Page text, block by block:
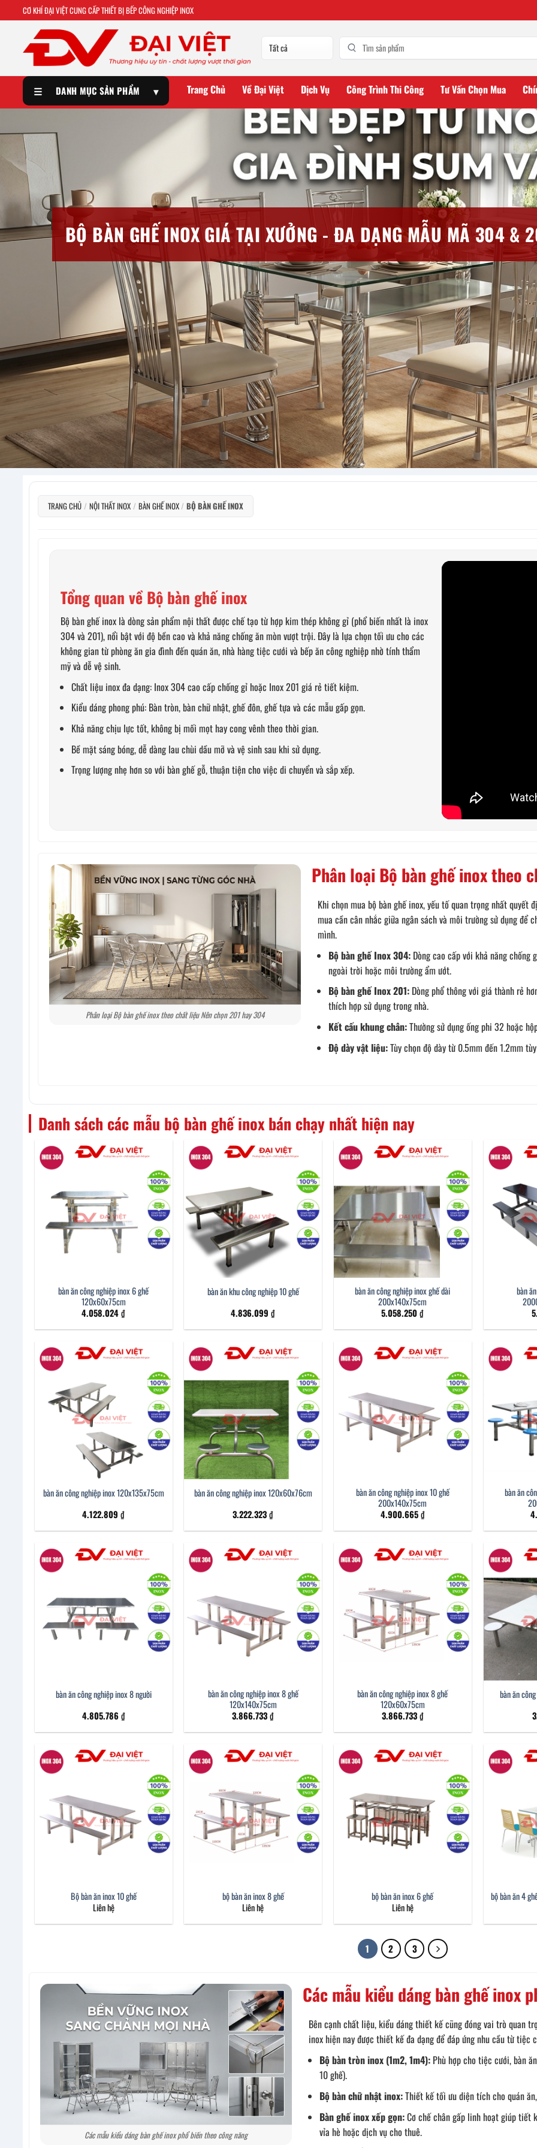
CƠ KHÍ ĐẠI VIỆT CUNG CẤP THIẾT BỊ BẾP CÔNG NGHIỆP INOX
☰ DANH MỤC SẢN PHẨM ▾ Trang Chủ Về Đại Việt Dịch Vụ Công Trình Thi Công Tư Vấn Chọn Mua
BỘ BÀN GHẾ INOX GIÁ TẠI XƯỞNG - ĐA DẠNG MẪU MÃ 304 &
TRANG CHỦ / NỘI THẤT INOX / BÀN GHẾ INOX / BỘ BÀN GHẾ INOX
Tổng quan về Bộ bàn ghế inox
Bộ bàn ghế inox là dòng sản phẩm nội thất được chế tạo từ hợp kim thép không gỉ (phổ biến nhất là inox
304 và 201), nổi bật với độ bền cao và khả năng chống ăn mòn vượt trội. Đây là lựa chọn tối ưu cho các
không gian từ phòng ăn gia đình đến quán ăn, nhà hàng tiệc cưới và bếp ăn công nghiệp nhờ tính thẩm
mỹ và dễ vệ sinh.
Chất liệu inox đa dạng: Inox 304 cao cấp chống gỉ hoặc Inox 201 giá rẻ tiết kiệm.
Kiểu dáng phong phú: Bàn tròn, bàn chữ nhật, ghế đôn, ghế tựa và các mẫu gấp gọn.
Khả năng chịu lực tốt, không bị mối mọt hay cong vênh theo thời gian.
Bề mặt sáng bóng, dễ dàng lau chùi dầu mỡ và vệ sinh sau khi sử dụng.
Trọng lượng nhẹ hơn so với bàn ghế gỗ, thuận tiện cho việc di chuyển và sắp xếp.
Phân loại Bộ bàn ghế inox theo chất liệu Nên chọn 201 hay 304
Phân loại Bộ bàn ghế inox theo
Khi chọn mua bộ bàn ghế inox, yếu tố quan trọng nhất
mua cần cân nhắc giữa ngân sách và môi trường sử dụng để
mình.
Bộ bàn ghế Inox 304: Dòng cao cấp với khả năng
ngoài trời hoặc môi trường ẩm ướt.
Bộ bàn ghế Inox 201: Dòng phổ thông với giá thành rẻ
thích hợp sử dụng trong nhà.
Kết cấu khung chân:Thường sử dụng ống phi 32 hoặc
Độ dày vật liệu:Tùy chọn độ dày từ 0.5mm đến 1.2mm
Danh sách các mẫu bộ bàn ghế inox bán chạy nhất hiện nay
bàn ăn công nghiệp inox 6 ghế
120x60x75cm
4.058.024₫
bàn ăn khu công nghiệp 10 ghế
4.836.099₫
bàn ăn công nghiệp inox ghế dài
200x140x75cm
5.058.250₫
bàn
bàn ăn công nghiệp inox 120x135x75cm
4.122.809₫
bàn ăn công nghiệp inox 120x60x76cm
3.222.323₫
bàn ăn công nghiệp inox 10 ghế
200x140x75cm
4.900.665₫
bàn ăn
bàn ăn công nghiệp inox 8 người
4.805.786₫
bàn ăn công nghiệp inox 8 ghế
120x140x75cm
3.866.733₫
bàn ăn công nghiệp inox 8 ghế
120x60x75cm
3.866.733₫
bàn ăn
Bộ bàn ăn inox 10 ghế
Liên hệ
bộ bàn ăn inox 8 ghế
Liên hệ
bộ bàn ăn inox 6 ghế
Liên hệ
bộ bàn ăn 4
1 2 3
Các mẫu kiểu dáng bàn ghế inox phổ biến theo công năng
Các mẫu kiểu dáng bàn ghế inox
Bên cạnh chất liệu, kiểu dáng thiết kế cũng đóng vai trò quan
inox hiện nay được thiết kế đa dạng để đáp ứng nhu cầu từ tiệc
Bộ bàn tròn inox (1m2, 1m4): Phù hợp cho tiệc cưới, bàn
10 ghế).
Bộ bàn chữ nhật inox:Thiết kế tối ưu diện tích cho quán
Bàn ghế inox xếp gọn:Cơ chế chân gấp linh hoạt giúp tiết
vỉa hè hoặc dịch vụ cho thuê.